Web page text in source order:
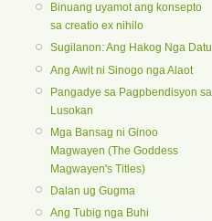
Binuang uyamot ang konsepto
sa creatio ex nihilo
Sugilanon: Ang Hakog Nga Datu
Ang Awit ni Sinogo nga Alaot
Pangadye sa Pagpbendisyon sa
Lusokan
Mga Bansag ni Ginoo
Magwayen (The Goddess
Magwayen's Titles)
Dalan ug Gugma
Ang Tubig nga Buhi